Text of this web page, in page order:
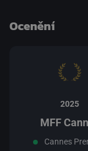
přepnout na HTML5
Ocenění
2025
MFF
Cannes